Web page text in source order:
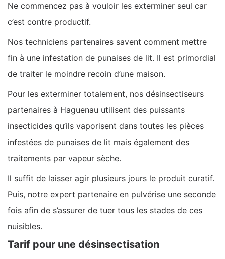
Ne commencez pas à vouloir les exterminer seul car
c’est contre productif.
Nos techniciens partenaires savent comment mettre
fin à une infestation de punaises de lit. Il est primordial
de traiter le moindre recoin d’une maison.
Pour les exterminer totalement, nos désinsectiseurs
partenaires à Haguenau utilisent des puissants
insecticides qu’ils vaporisent dans toutes les pièces
infestées de punaises de lit mais également des
traitements par vapeur sèche.
Il suffit de laisser agir plusieurs jours le produit curatif.
Puis, notre expert partenaire en pulvérise une seconde
fois afin de s’assurer de tuer tous les stades de ces
nuisibles.
Tarif pour une désinsectisation